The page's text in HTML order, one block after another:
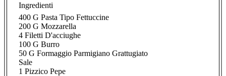
Ingredienti
400 G Pasta Tipo Fettuccine
200 G Mozzarella
4 Filetti D'acciughe
100 G Burro
50 G Formaggio Parmigiano Grattugiato
Sale
1 Pizzico Pepe